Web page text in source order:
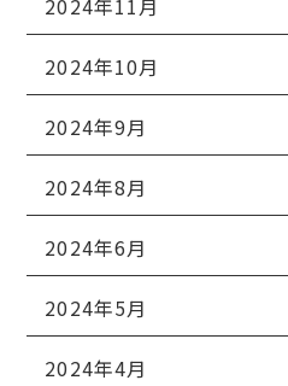
2024年11月
2024年10月
2024年9月
2024年8月
2024年6月
2024年5月
2024年4月